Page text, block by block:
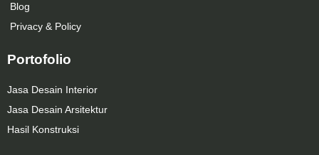
Blog
Privacy & Policy
Portofolio
Jasa Desain Interior
Jasa Desain Arsitektur
Hasil Konstruksi